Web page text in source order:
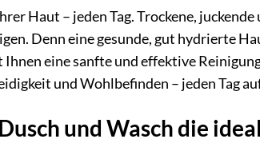
Haut – jeden Tag. Trockene, juckende
Denn eine gesunde, gut hydrierte
eine sanfte und effektive
und Wohlbefinden – jeden Tag
und Wasch die